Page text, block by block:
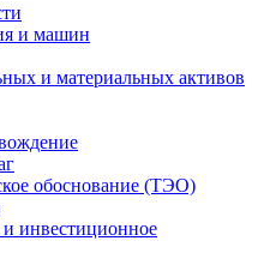
и машин
и материальных активов
обоснование (ТЭО)
инвестиционное